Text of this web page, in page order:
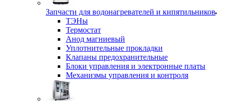
Запчасти для водонагревателей и кипятильников
ТЭНы
Термостат
Анод магниевый
Уплотнительные прокладки
Клапаны предохранительные
Блоки управления и электронные платы
Механизмы управления и контроля